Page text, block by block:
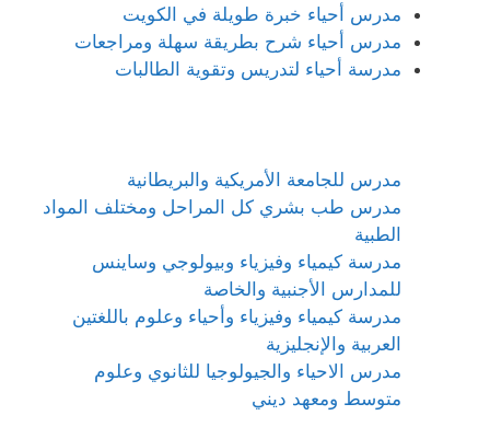
مدرس أحياء خبرة طويلة في الكويت
مدرس أحياء شرح بطريقة سهلة ومراجعات
مدرسة أحياء لتدريس وتقوية الطالبات
مدرس للجامعة الأمريكية والبريطانية
مدرس طب بشري كل المراحل ومختلف المواد
الطبية
مدرسة كيمياء وفيزياء وبيولوجي وساينس
للمدارس الأجنبية والخاصة
مدرسة كيمياء وفيزياء وأحياء وعلوم باللغتين
العربية والإنجليزية
مدرس الاحياء والجيولوجيا للثانوي وعلوم
متوسط ومعهد ديني